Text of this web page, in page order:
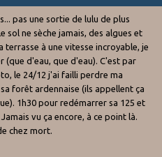
pas une sortie de lulu de plus
sol ne sèche jamais, des algues et
terrasse à une vitesse incroyable, je
(que d'eau, que d'eau). C'est par
le 24/12 j'ai failli perdre ma
forêt ardennaise (ils appellent ça
1h30 pour redémarrer sa 125 et
vu ça encore, à ce point là.
chez mort.